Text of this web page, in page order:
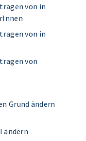
von in
von in
von
Grund ändern